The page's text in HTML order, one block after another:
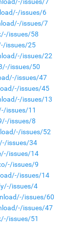
issues/6
issues/7
issues/58
issues/25
issues/22
issues/50
issues/47
issues/45
issues/13
issues/11
issues/8
issues/52
issues/34
issues/14
issues/9
issues/14
issues/4
issues/60
issues/47
issues/51